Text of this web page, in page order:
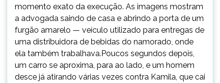
momento exato da execução. As imagens mostram
a advogada saindo de casa e abrindo a porta de um
furgão amarelo — veículo utilizado para entregas de
uma distribuidora de bebidas do namorado, onde
ela também trabalhava.Poucos segundos depois,
um carro se aproxima, para ao lado, e um homem
desce já atirando várias vezes contra Kamila, que cai